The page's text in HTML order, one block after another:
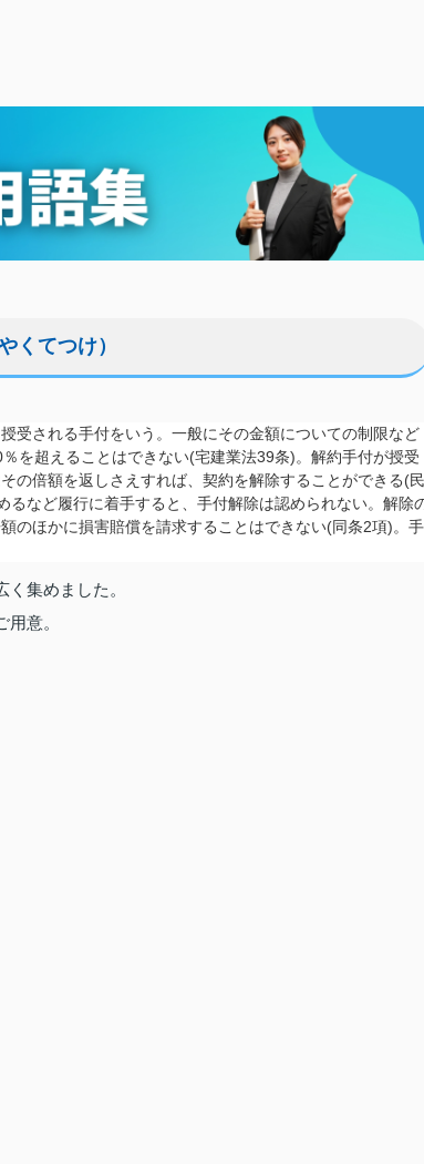
くてつけ）
受される手付をいう。一般にその金額についての制限など
を超えることはできない(宅建業法39条)。解約手付が授受
の倍額を返しさえすれば、契約を解除することができる(民
など履行に着手すると、手付解除は認められない。解除
のほかに損害賠償を請求することはできない(同条2項)。手
集めました。
意。